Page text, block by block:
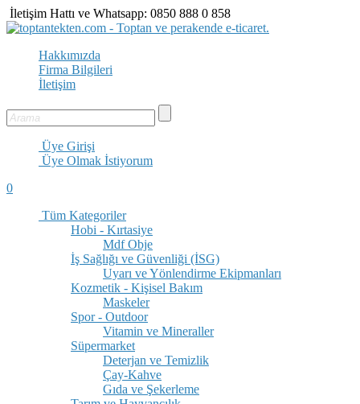
İletişim Hattı ve Whatsapp: 0850 888 0 858
Hakkımızda
Firma Bilgileri
İletişim
Üye Girişi
Üye Olmak İstiyorum
0
Tüm Kategoriler
Hobi - Kırtasiye
Mdf Obje
İş Sağlığı ve Güvenliği (İSG)
Uyarı ve Yönlendirme Ekipmanları
Kozmetik - Kişisel Bakım
Maskeler
Spor - Outdoor
Vitamin ve Mineraller
Süpermarket
Deterjan ve Temizlik
Çay-Kahve
Gıda ve Şekerleme